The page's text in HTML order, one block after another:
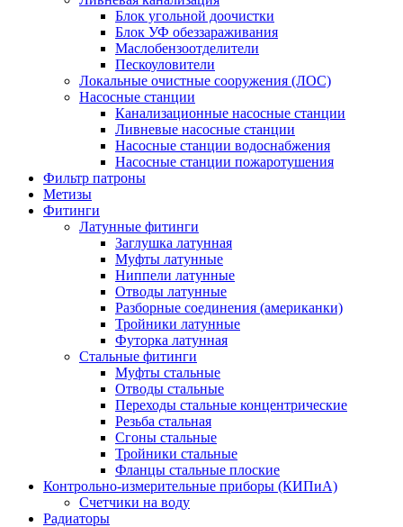
Блок угольной доочистки
Блок УФ обеззараживания
Маслобензоотделители
Пескоуловители
Локальные очистные сооружения (ЛОС)
Насосные станции
Канализационные насосные станции
Ливневые насосные станции
Насосные станции водоснабжения
Насосные станции пожаротушения
Фильтр патроны
Метизы
Фитинги
Латунные фитинги
Заглушка латунная
Муфты латунные
Ниппели латунные
Отводы латунные
Разборные соединения (американки)
Тройники латунные
Футорка латунная
Стальные фитинги
Муфты стальные
Отводы стальные
Переходы стальные концентрические
Резьба стальная
Сгоны стальные
Тройники стальные
Фланцы стальные плоские
Контрольно-измерительные приборы (КИПиА)
Счетчики на воду
Радиаторы